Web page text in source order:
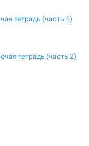
тетрадь (часть 1)